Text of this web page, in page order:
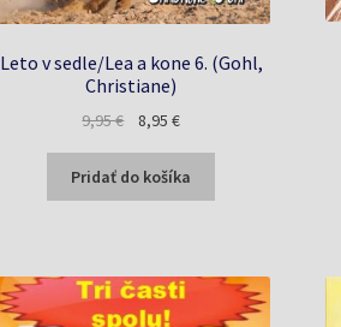
Leto v sedle/Lea a kone 6. (Gohl,
Christiane)
9,95€
Pôvodná
bola:
9,95 €.
8,95€Aktuálna
je:
8,95 €.
Pridať do košíka